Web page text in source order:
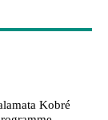
Kobré